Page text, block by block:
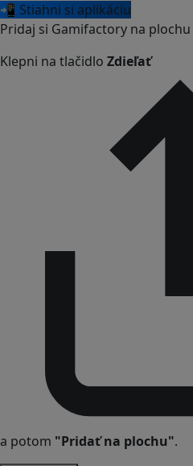
📲 Stiahni si aplikáciu
Pridaj si Gamifactory na plochu
Klepni na tlačidlo Zdieľať
a potom "Pridať na plochu".